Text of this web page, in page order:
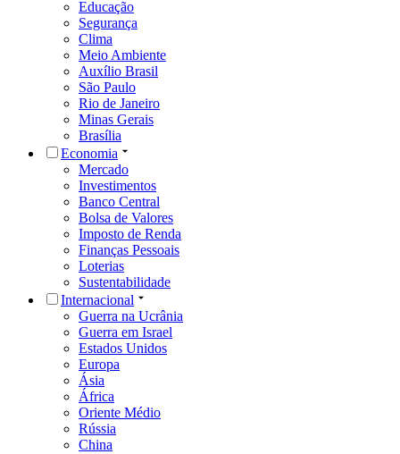
Educação
Segurança
Clima
Meio Ambiente
Auxílio Brasil
São Paulo
Rio de Janeiro
Minas Gerais
Brasília
Economia
Mercado
Investimentos
Banco Central
Bolsa de Valores
Imposto de Renda
Finanças Pessoais
Loterias
Sustentabilidade
Internacional
Guerra na Ucrânia
Guerra em Israel
Estados Unidos
Europa
Ásia
África
Oriente Médio
Rússia
China